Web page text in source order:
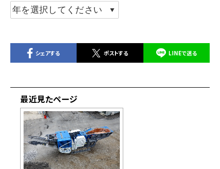
シェアする ポストする LINEで送る
最近見たページ